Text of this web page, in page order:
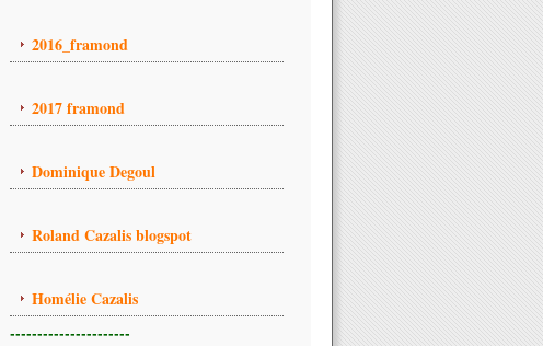
2016_framond
2017 framond
Dominique Degoul
Roland Cazalis blogspot
Homélie Cazalis
----------------------